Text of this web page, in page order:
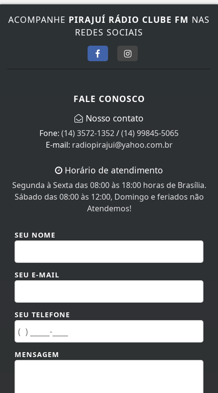
ACOMPANHE PIRAJUÍ RÁDIO CLUBE FM NAS
REDES SOCIAIS
FALE CONOSCO
Nosso contato
Fone: (14) 3572-1352/(14) 99845-5065
E-mail: radiopirajui@yahoo.com.br
Horário de atendimento
Segunda à Sexta das 08:00 às 18:00 horas de Brasília.
Sábado das 08:00 às 12:00, Domingo e feriados não
Atendemos!
SEU NOME
SEU E-MAIL
SEU TELEFONE
MENSAGEM